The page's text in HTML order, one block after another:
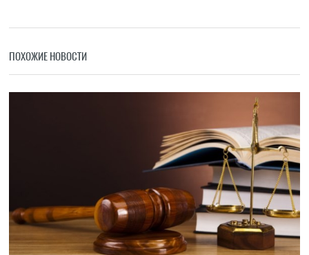
ПОХОЖИЕ НОВОСТИ